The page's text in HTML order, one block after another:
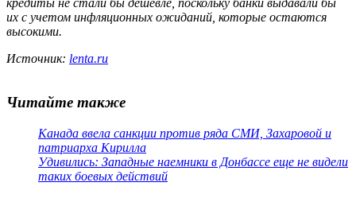
кредиты не стали бы дешевле, поскольку банки выдавали бы
их с учетом инфляционных ожиданий, которые остаются
высокими.
Источник: lenta.ru
Читайте также
Канада ввела санкции против ряда СМИ, Захаровой и
патриарха Кирилла
Удивились: Западные наемники в Донбассе еще не видели
таких боевых действий